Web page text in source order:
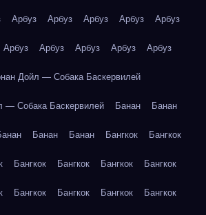
Арбуз Арбуз Арбуз Арбуз Арбуз
Арбуз Арбуз Арбуз Арбуз Арбуз
Дойл — Собака Баскервилей
— Собака Баскервилей Банан Банан
Банан Банан Бангкок Бангкок
Бангкок Бангкок Бангкок Бангкок
Бангкок Бангкок Бангкок Бангкок